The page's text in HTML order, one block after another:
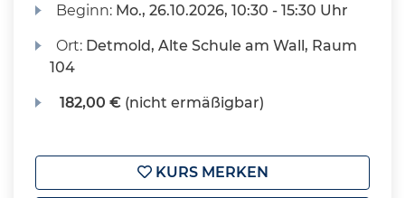
Beginn: Mo., 26.10.2026, 10:30 - 15:30 Uhr
Ort: Detmold, Alte Schule am Wall, Raum
104
182,00 € (nicht ermäßigbar)
KURS MERKEN